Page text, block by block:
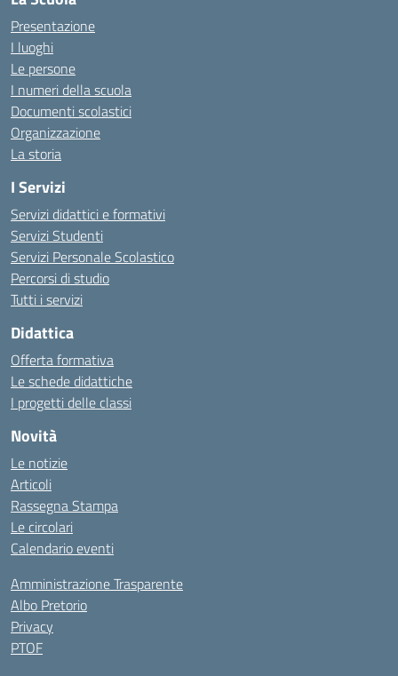
Presentazione
I luoghi
Le persone
I numeri della scuola
Documenti scolastici
Organizzazione
La storia
I Servizi
Servizi didattici e formativi
Servizi Studenti
Servizi Personale Scolastico
Percorsi di studio
Tutti i servizi
Didattica
Offerta formativa
Le schede didattiche
I progetti delle classi
Novità
Le notizie
Articoli
Rassegna Stampa
Le circolari
Calendario eventi
Amministrazione Trasparente
Albo Pretorio
Privacy
PTOF